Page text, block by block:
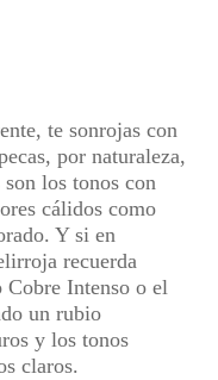
te sonrojas con
por naturaleza,
los tonos con
cálidos como
Y si en
recuerda
Intenso o el
un rubio
y los tonos
claros.